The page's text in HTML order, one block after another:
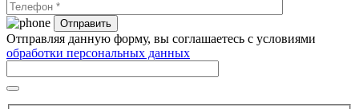
Отправляя данную форму, вы соглашаетесь с условиями
обработки персональных данных